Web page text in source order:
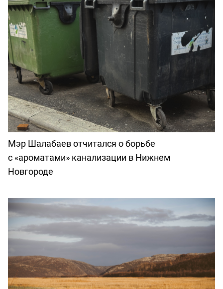
Мэр Шалабаев отчитался о борьбе
с «ароматами» канализации в Нижнем
Новгороде